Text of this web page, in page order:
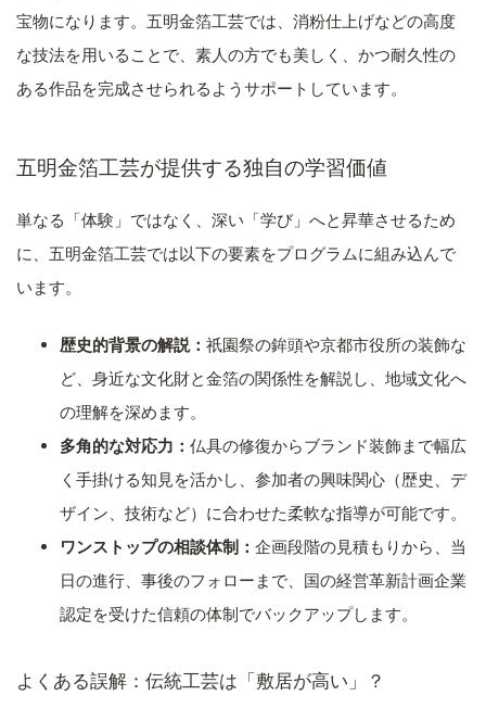
宝物になります。五明金箔工芸では、消粉仕上げなどの高度
な技法を用いることで、素人の方でも美しく、かつ耐久性の
ある作品を完成させられるようサポートしています。
五明金箔工芸が提供する独自の学習価値
単なる「体験」ではなく、深い「学び」へと昇華させるため
に、五明金箔工芸では以下の要素をプログラムに組み込んで
います。
歴史的背景の解説： 祇園祭の鉾頭や京都市役所の装飾な
ど、身近な文化財と金箔の関係性を解説し、地域文化へ
の理解を深めます。
多角的な対応力： 仏具の修復からブランド装飾まで幅広
く手掛ける知見を活かし、参加者の興味関心（歴史、デ
ザイン、技術など）に合わせた柔軟な指導が可能です。
ワンストップの相談体制： 企画段階の見積もりから、当
日の進行、事後のフォローまで、国の経営革新計画企業
認定を受けた信頼の体制でバックアップします。
よくある誤解：伝統工芸は「敷居が高い」？